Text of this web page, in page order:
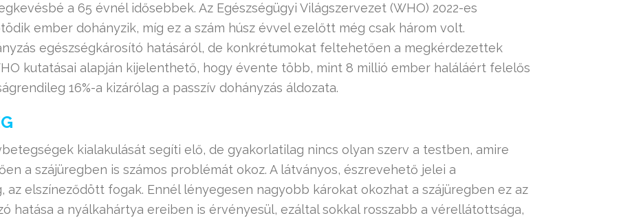
a 65 évnél idősebbek. Az Egészségügyi Világszervezet (WHO) 2022-es
ember dohányzik, míg ez a szám húsz évvel ezelőtt még csak három volt.
egészségkárosító hatásáról, de konkrétumokat feltehetően a megkérdezettek
kutatásai alapján kijelenthető, hogy évente több, mint 8 millió ember haláláért felelős
16%-a kizárólag a passzív dohányzás áldozata.
kialakulását segíti elő, de gyakorlatilag nincs olyan szerv a testben, amire
a szájüregben is számos problémát okoz. A látványos, észrevehető jelei a
az elszíneződött fogak. Ennél lényegesen nagyobb károkat okozhat a szájüregben ez az
hatása a nyálkahártya ereiben is érvényesül, ezáltal sokkal rosszabb a vérellátottsága,